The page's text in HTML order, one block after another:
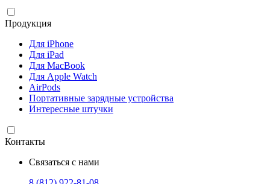
Продукция
Для iPhone
Для iPad
Для MacBook
Для Apple Watch
AirPods
Портативные зарядные устройства
Интересные штучки
Контакты
Связаться с нами